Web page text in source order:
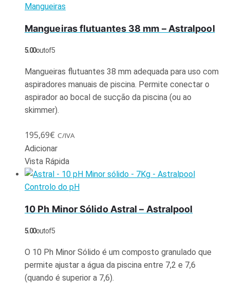
Mangueiras
Mangueiras flutuantes 38 mm – Astralpool
5.00out of 5
Mangueiras flutuantes 38 mm adequada para uso com
aspiradores manuais de piscina. Permite conectar o
aspirador ao bocal de sucção da piscina (ou ao
skimmer).
195,69€ C/IVA
Adicionar
Vista Rápida
Controlo do pH
10 Ph Minor Sólido Astral – Astralpool
5.00out of 5
O 10 Ph Minor Sólido é um composto granulado que
permite ajustar a água da piscina entre 7,2 e 7,6
(quando é superior a 7,6).